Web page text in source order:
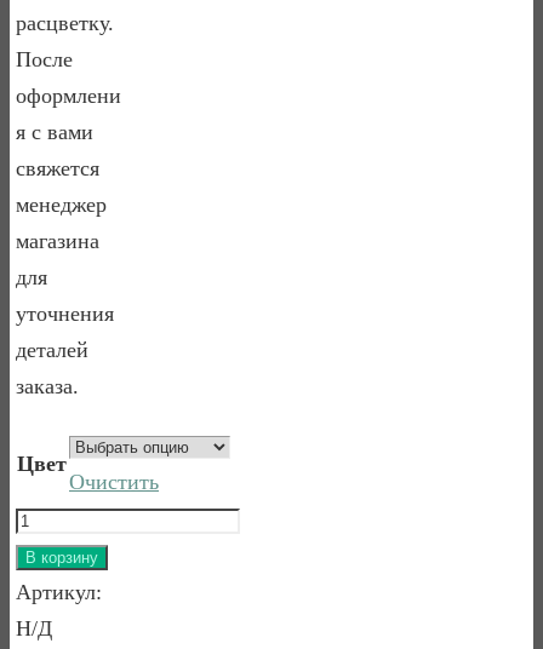
расцветку.
После
оформлени
я с вами
свяжется
менеджер
магазина
для
уточнения
деталей
заказа.
Цвет
Очистить
Количество
товара
ВАЛЕНСИЯ
Сервант
В корзину
Артикул:
Н/Д